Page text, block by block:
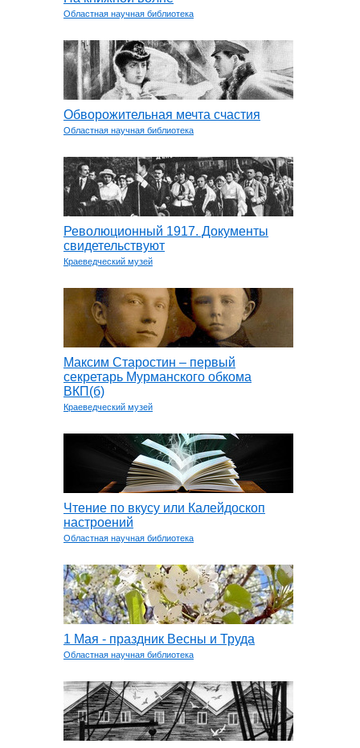
Областная научная библиотека
Обворожительная мечта счастия
Областная научная библиотека
Революционный 1917. Документы
свидетельствуют
Краеведческий музей
Максим Старостин – первый
секретарь Мурманского обкома
ВКП(б)
Краеведческий музей
Чтение по вкусу или Калейдоскоп
настроений
Областная научная библиотека
1 Мая - праздник Весны и Труда
Областная научная библиотека